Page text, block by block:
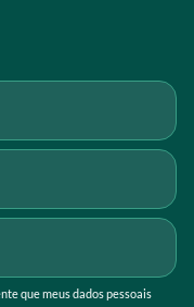
que meus dados pessoais